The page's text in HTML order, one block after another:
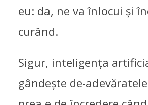
eu: da, ne va înlocui și
curând.
Sigur, inteligența
gândește de-